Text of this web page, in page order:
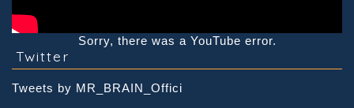
Sorry, there was a YouTube error.
Twitter
Tweets by MR_BRAIN_Offici